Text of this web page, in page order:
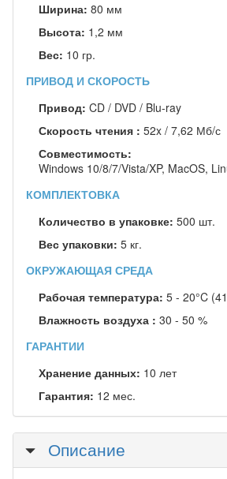
Ширина: 80 мм
Высота: 1,2 мм
Вес: 10 гр.
ПРИВОД И СКОРОСТЬ
Привод: CD / DVD / Blu-ray
Скорость чтения : 52x / 7,62 Мб/с
Совместимость:
Windows 10/8/7/Vista/XP, MacOS,
КОМПЛЕКТОВКА
Количество в упаковке: 500 шт.
Вес упаковки: 5 кг.
ОКРУЖАЮЩАЯ СРЕДА
Рабочая температура: 5 - 20°C
Влажность воздуха : 30 - 50 %
ГАРАНТИИ
Хранение данных: 10 лет
Гарантия: 12 мес.
Скрыть
Описание